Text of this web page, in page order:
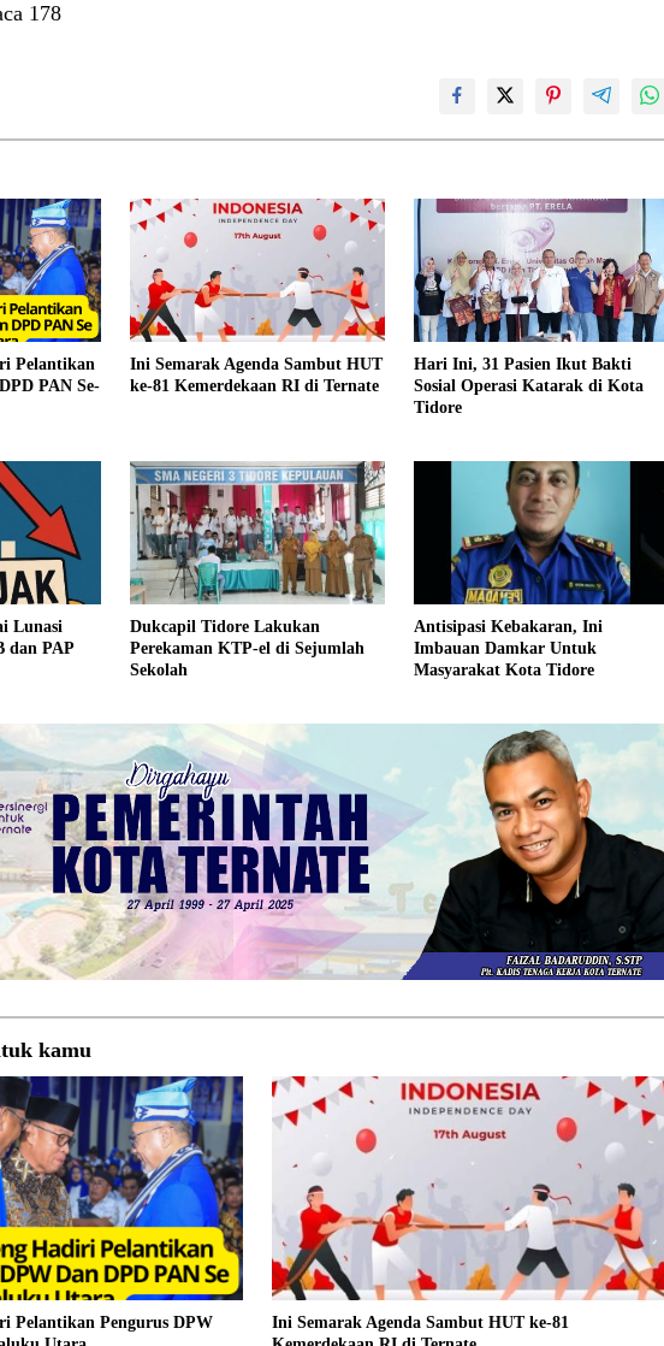
178
Pelantikan
PAN Se-
Ini Semarak Agenda Sambut HUT
ke-81 Kemerdekaan RI di Ternate
Hari Ini, 31 Pasien Ikut Bakti
Sosial Operasi Katarak di Kota
Tidore
Lunasi
dan PAP
Dukcapil Tidore Lakukan
Perekaman KTP-el di Sejumlah
Sekolah
Antisipasi Kebakaran, Ini
Imbauan Damkar Untuk
Masyarakat Kota Tidore
kamu
Pelantikan Pengurus DPW
Ini Semarak Agenda Sambut HUT ke-81